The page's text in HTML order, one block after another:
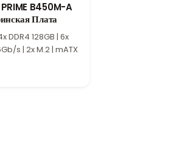
B450M-A
Плата
DDR4 128GB | 6x
s | 2x M.2 | mATX